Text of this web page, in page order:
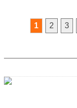
1 2 3